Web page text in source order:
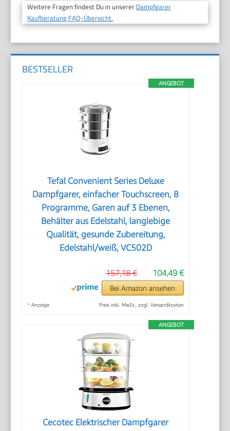
Weitere Fragen findest Du in unserer Dampfgarer
Kaufberatung FAQ-Übersicht.
BESTSELLER
ANGEBOT
Tefal Convenient Series Deluxe
Dampfgarer, einfacher Touchscreen, 8
Programme, Garen auf 3 Ebenen,
Behälter aus Edelstahl, langlebige
Qualität, gesunde Zubereitung,
Edelstahl/weiß, VC502D
104,49 €
157,18 €
Bei Amazon ansehen
* Anzeige Preis inkl. MwSt., zzgl. Versandkosten
ANGEBOT
Cecotec Elektrischer Dampfgarer